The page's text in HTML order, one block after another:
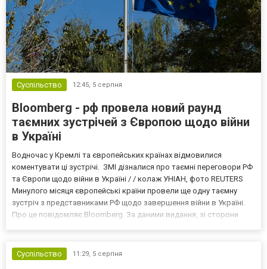
Суспільство 12:45, 5 серпня
Bloomberg - рф провела новий раунд
таємних зустрічей з Європою щодо війни
в Україні
Водночас у Кремлі та європейських країнах відмовилися
коментувати ці зустрічі. ЗМІ дізналися про таємні переговори РФ
та Європи щодо війни в Україні / / колаж УНІАН, фото REUTERS
Минулого місяця європейські країни провели ще одну таємну
зустріч з представниками РФ щодо завершення війни в Україні.
Про це повідомляє Bloomberg. За даними видання, зі сторони
Суспільство
11:29, 5 серпня